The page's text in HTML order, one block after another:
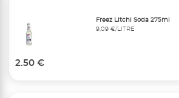
Freez Litchi Soda 275ml
9,09 €/LITRE
2.50 €